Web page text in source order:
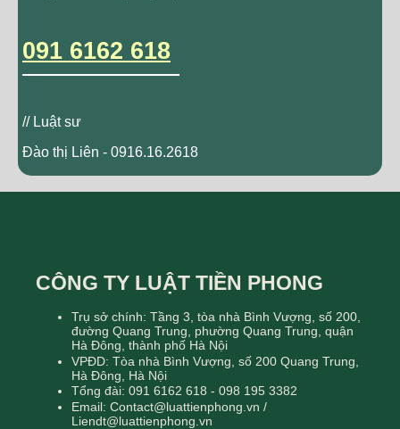
091 6162 618
// Luật sư
Đào thị Liên - 0916.16.2618
CÔNG TY LUẬT TIỀN PHONG
Trụ sở chính: Tầng 3, tòa nhà Bình Vượng, số 200,
đường Quang Trung, phường Quang Trung, quận
Hà Đông, thành phố Hà Nội
VPĐD: Tòa nhà Bình Vượng, số 200 Quang Trung,
Hà Đông, Hà Nội
Tổng đài: 091 6162 618 - 098 195 3382
Email: Contact@luattienphong.vn /
Liendt@luattienphong.vn